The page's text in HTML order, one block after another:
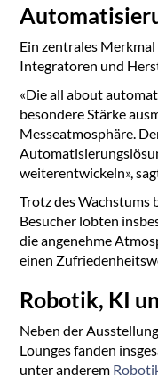
Ein zentrales
Integratoren und
«Die all about
besondere Stärke
Messeatmosphäre.
weiterentwickeln»,
Trotz des Wachstums
Besucher lobten
die angenehme
einen
Robotik, KI
Neben der
Lounges fanden
unter anderem